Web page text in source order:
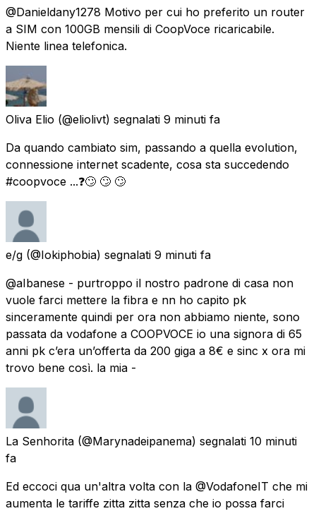
@Danieldany1278 Motivo per cui ho preferito un router
a SIM con 100GB mensili di CoopVoce ricaricabile.
Niente linea telefonica.
Oliva Elio (@eliolivt) segnalati 9 minuti fa
Da quando cambiato sim, passando a quella evolution,
connessione internet scadente, cosa sta succedendo
#coopvoce ...❓🙄 🙄 🙄
e/g (@Iokiphobia) segnalati 9 minuti fa
@aIbanese - purtroppo il nostro padrone di casa non
vuole farci mettere la fibra e nn ho capito pk
sinceramente quindi per ora non abbiamo niente, sono
passata da vodafone a COOPVOCE io una signora di 65
anni pk c’era un’offerta da 200 giga a 8€ e sinc x ora mi
trovo bene così. la mia -
La Senhorita (@Marynadeipanema) segnalati 10 minuti
fa
Ed eccoci qua un'altra volta con la @VodafoneIT che mi
aumenta le tariffe zitta zitta senza che io possa farci